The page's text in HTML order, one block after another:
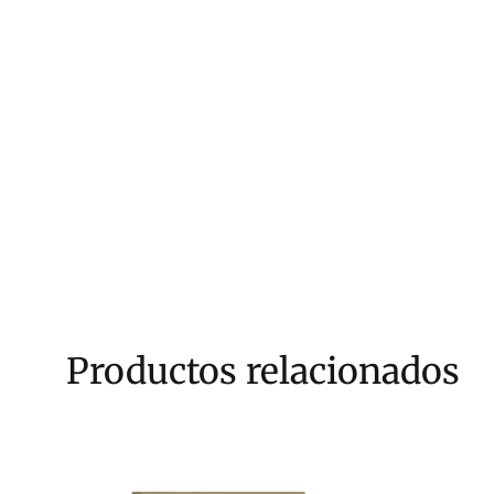
Productos relacionados